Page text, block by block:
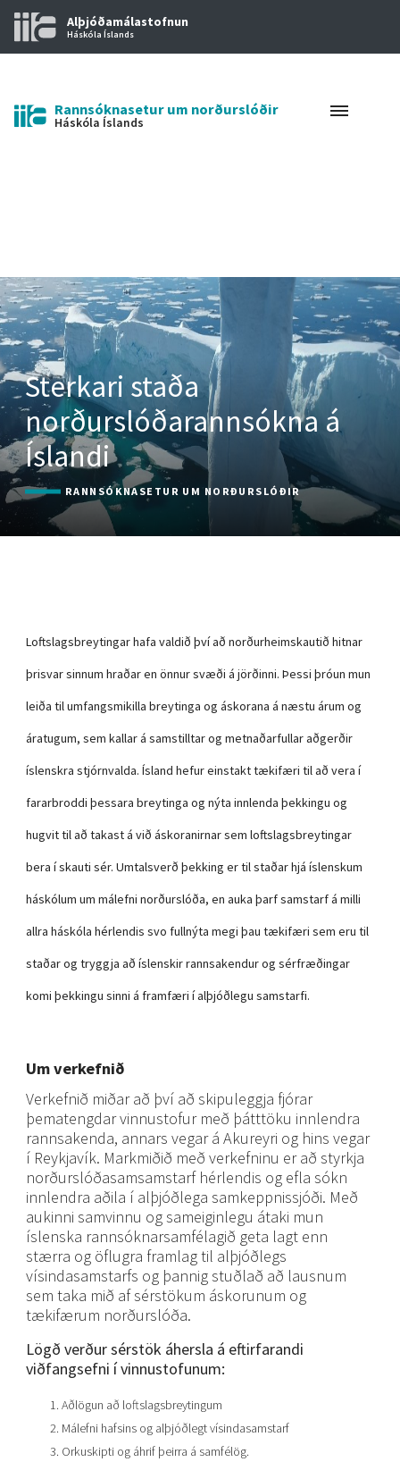
Alþjóðamálastofnun
Háskóla Íslands
Rannsóknasetur um norðurslóðir
Háskóla Íslands
Sterkari staða
norðurslóðarannsókna á
Íslandi
RANNSÓKNASETUR UM NORÐURSLÓÐIR
Loftslagsbreytingar hafa valdið því að norðurheimskautið hitnar
þrisvar sinnum hraðar en önnur svæði á jörðinni. Þessi þróun mun
leiða til umfangsmikilla breytinga og áskorana á næstu árum og
áratugum, sem kallar á samstilltar og metnaðarfullar aðgerðir
íslenskra stjórnvalda. Ísland hefur einstakt tækifæri til að vera í
fararbroddi þessara breytinga og nýta innlenda þekkingu og
hugvit til að takast á við áskoranirnar sem loftslagsbreytingar
bera í skauti sér. Umtalsverð þekking er til staðar hjá íslenskum
háskólum um málefni norðurslóða, en auka þarf samstarf á milli
allra háskóla hérlendis svo fullnýta megi þau tækifæri sem eru til
staðar og tryggja að íslenskir rannsakendur og sérfræðingar
komi þekkingu sinni á framfæri í alþjóðlegu samstarfi.
Um verkefnið
Verkefnið miðar að því að skipuleggja fjórar
þematengdar vinnustofur með þátttöku innlendra
rannsakenda, annars vegar á Akureyri og hins vegar
í Reykjavík. Markmiðið með verkefninu er að styrkja
norðurslóðasamsamstarf hérlendis og efla sókn
innlendra aðila í alþjóðlega samkeppnissjóði. Með
aukinni samvinnu og sameiginlegu átaki mun
íslenska rannsóknarsamfélagið geta lagt enn
stærra og öflugra framlag til alþjóðlegs
vísindasamstarfs og þannig stuðlað að lausnum
sem taka mið af sérstökum áskorunum og
tækifærum norðurslóða.
Lögð verður sérstök áhersla á eftirfarandi
viðfangsefni í vinnustofunum:
Aðlögun að loftslagsbreytingum
Málefni hafsins og alþjóðlegt vísindasamstarf
Orkuskipti og áhrif þeirra á samfélög.